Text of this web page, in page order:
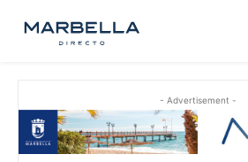
- Advertisement -